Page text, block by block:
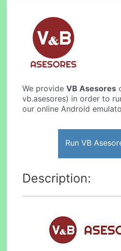
We provideVB Asesores
vb.asesores) in order to
our online Android
Run VB
Description: